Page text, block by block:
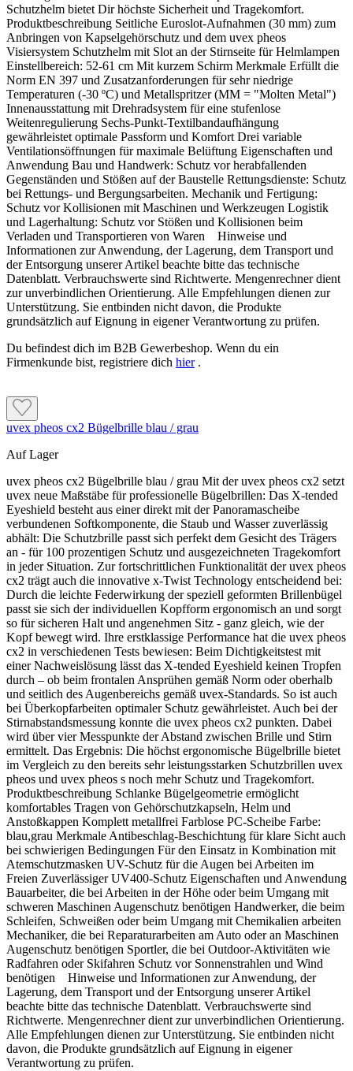
Schutzhelm bietet Dir höchste Sicherheit und Tragekomfort.
Produktbeschreibung Seitliche Euroslot-Aufnahmen (30 mm) zum
Anbringen von Kapselgehörschutz und dem uvex pheos
Visiersystem Schutzhelm mit Slot an der Stirnseite für Helmlampen
Einstellbereich: 52-61 cm Mit kurzem Schirm Merkmale Erfüllt die
Norm EN 397 und Zusatzanforderungen für sehr niedrige
Temperaturen (-30 ºC) und Metallspritzer (MM = "Molten Metal")
Innenausstattung mit Drehradsystem für eine stufenlose
Weitenregulierung Sechs-Punkt-Textilbandaufhängung
gewährleistet optimale Passform und Komfort Drei variable
Ventilationsöffnungen für maximale Belüftung Eigenschaften und
Anwendung Bau und Handwerk: Schutz vor herabfallenden
Gegenständen und Stößen auf der Baustelle Rettungsdienste: Schutz
bei Rettungs- und Bergungsarbeiten. Mechanik und Fertigung:
Schutz vor Kollisionen mit Maschinen und Werkzeugen Logistik
und Lagerhaltung: Schutz vor Stößen und Kollisionen beim
Verladen und Transportieren von Waren Hinweise und
Informationen zur Anwendung, der Lagerung, dem Transport und
der Entsorgung unserer Artikel beachte bitte das technische
Datenblatt. Verbrauchswerte sind Richtwerte. Mengenrechner dient
zur unverbindlichen Orientierung. Alle Empfehlungen dienen zur
Unterstützung. Sie entbinden nicht davon, die Produkte
grundsätzlich auf Eignung in eigener Verantwortung zu prüfen.
Du befindest dich im B2B Gewerbeshop. Wenn du ein
Firmenkunde bist, registriere dich hier.
uvex pheos cx2 Bügelbrille blau / grau
Auf Lager
uvex pheos cx2 Bügelbrille blau / grau Mit der uvex pheos cx2 setzt
uvex neue Maßstäbe für professionelle Bügelbrillen: Das X-tended
Eyeshield besteht aus einer direkt mit der Panoramascheibe
verbundenen Softkomponente, die Staub und Wasser zuverlässig
abhält: Die Schutzbrille passt sich perfekt dem Gesicht des Trägers
an - für 100 prozentigen Schutz und ausgezeichneten Tragekomfort
in jeder Situation. Zur fortschrittlichen Funktionalität der uvex pheos
cx2 trägt auch die innovative x-Twist Technology entscheidend bei:
Durch die leichte Federwirkung der speziell geformten Brillenbügel
passt sie sich der individuellen Kopfform ergonomisch an und sorgt
so für sicheren Halt und angenehmen Sitz - ganz gleich, wie der
Kopf bewegt wird. Ihre erstklassige Performance hat die uvex pheos
cx2 in verschiedenen Tests bewiesen: Beim Dichtigkeitstest mit
einer Nachweislösung lässt das X-tended Eyeshield keinen Tropfen
durch – ob beim frontalen Ansprühen gemäß Norm oder oberhalb
und seitlich des Augenbereichs gemäß uvex-Standards. So ist auch
bei Überkopfarbeiten optimaler Schutz gewährleistet. Auch bei der
Stirnabstandsmessung konnte die uvex pheos cx2 punkten. Dabei
wird über vier Messpunkte der Abstand zwischen Brille und Stirn
ermittelt. Das Ergebnis: Die höchst ergonomische Bügelbrille bietet
im Vergleich zu den bereits sehr leistungsstarken Schutzbrillen uvex
pheos und uvex pheos s noch mehr Schutz und Tragekomfort.
Produktbeschreibung Schlanke Bügelgeometrie ermöglicht
komfortables Tragen von Gehörschutzkapseln, Helm und
Anstoßkappen Komplett metallfrei Farblose PC-Scheibe Farbe:
blau,grau Merkmale Antibeschlag-Beschichtung für klare Sicht auch
bei schwierigen Bedingungen Für den Einsatz in Kombination mit
Atemschutzmasken UV-Schutz für die Augen bei Arbeiten im
Freien Zuverlässiger UV400-Schutz Eigenschaften und Anwendung
Bauarbeiter, die bei Arbeiten in der Höhe oder beim Umgang mit
schweren Maschinen Augenschutz benötigen Handwerker, die beim
Schleifen, Schweißen oder beim Umgang mit Chemikalien arbeiten
Mechaniker, die bei Reparaturarbeiten am Auto oder an Maschinen
Augenschutz benötigen Sportler, die bei Outdoor-Aktivitäten wie
Radfahren oder Skifahren Schutz vor Sonnenstrahlen und Wind
benötigen Hinweise und Informationen zur Anwendung, der
Lagerung, dem Transport und der Entsorgung unserer Artikel
beachte bitte das technische Datenblatt. Verbrauchswerte sind
Richtwerte. Mengenrechner dient zur unverbindlichen Orientierung.
Alle Empfehlungen dienen zur Unterstützung. Sie entbinden nicht
davon, die Produkte grundsätzlich auf Eignung in eigener
Verantwortung zu prüfen.